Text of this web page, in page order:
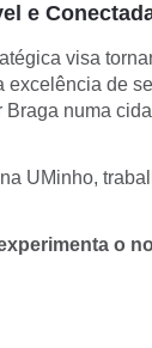
e
visa
excelência de
Braga numa
UMinho,
o